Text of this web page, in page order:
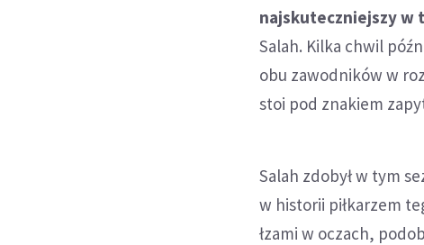
najskuteczniejszy w
Salah. Kilka chwil
obu zawodników w
stoi pod znakiem
Salah zdobył w tym
w historii piłkarzem
łzami w oczach,